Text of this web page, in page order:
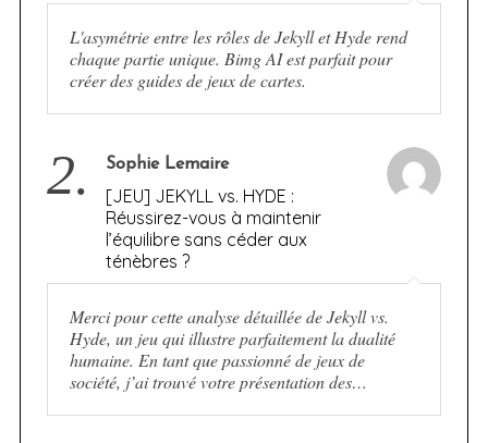
L'asymétrie entre les rôles de Jekyll et Hyde rend
chaque partie unique. Bimg AI est parfait pour
créer des guides de jeux de cartes.
2. Sophie Lemaire
[JEU] JEKYLL vs. HYDE :
Réussirez-vous à maintenir
l’équilibre sans céder aux
ténèbres ?
Merci pour cette analyse détaillée de Jekyll vs.
Hyde, un jeu qui illustre parfaitement la dualité
humaine. En tant que passionné de jeux de
société, j’ai trouvé votre présentation des…